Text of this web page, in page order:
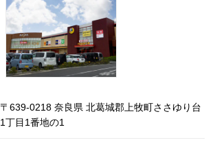
〒639-0218 奈良県 北葛城郡上牧町ささゆり台
1丁目1番地の1